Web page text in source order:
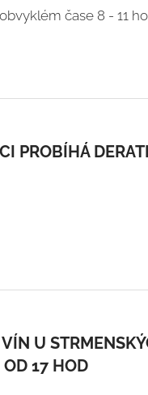
čase 8 - 11
PROBÍHÁ
U
17 HOD